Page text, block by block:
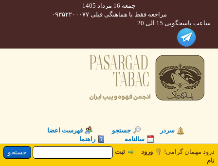
جمعه 16 مرداد 1405
مراجعه فقط با هماهنگی قبلی ۰۹۳۵۲۲۰۰۰۷۷
پاسخگویی 15 الی 20
سردر جستجو
فهرست اعضا
سالنامه
راهنما
مهمان گرامی!
ورود ثبت